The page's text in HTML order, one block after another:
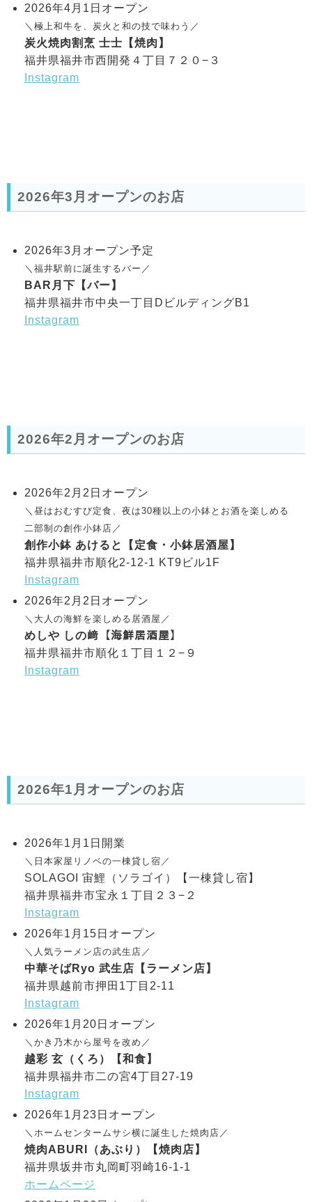
2026年4月1日オープン
＼極上和牛を、炭火と和の技で味わう ／
炭火焼肉割烹 士士【焼肉】
福井県福井市西開発４丁目７２０−３
Instagram
2026年3月オープンのお店
2026年3月オープン予定
＼福井駅前に誕生するバー／
BAR月下【バー】
福井県福井市中央一丁目DビルディングB1
Instagram
2026年2月オープンのお店
2026年2月2日オープン
＼昼はおむすび定食、夜は30種以上の小鉢とお酒を楽しめる
二部制の創作小鉢店／
創作小鉢 あけると【定食・小鉢居酒屋】
福井県福井市順化2-12-1 KT9ビル1F
Instagram
2026年2月2日オープン
＼大人の海鮮を楽しめる居酒屋／
めしや しの﨑【海鮮居酒屋】
福井県福井市順化１丁目１２−９
Instagram
2026年1月オープンのお店
2026年1月1日開業
＼日本家屋リノベの一棟貸し宿／
SOLAGOI 宙鯉（ソラゴイ）【一棟貸し宿】
福井県福井市宝永１丁目２３−２
Instagram
2026年1月15日オープン
＼人気ラーメン店の武生店／
中華そばRyo 武生店【ラーメン店】
福井県越前市押田1丁目2-11
Instagram
2026年1月20日オープン
＼かき乃木から屋号を改め／
越彩 玄（くろ）【和食】
福井県福井市二の宮4丁目27-19
Instagram
2026年1月23日オープン
＼ホームセンタームサシ横に誕生した焼肉店／
焼肉ABURI（あぶり）【焼肉店】
福井県坂井市丸岡町羽崎16-1-1
ホームページ